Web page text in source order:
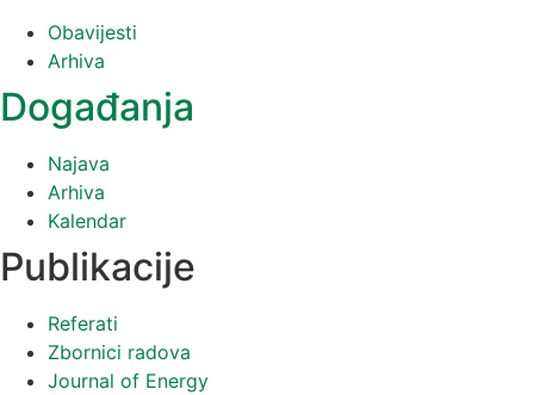
Obavijesti
Arhiva
Događanja
Najava
Arhiva
Kalendar
Publikacije
Referati
Zbornici radova
Journal of Energy